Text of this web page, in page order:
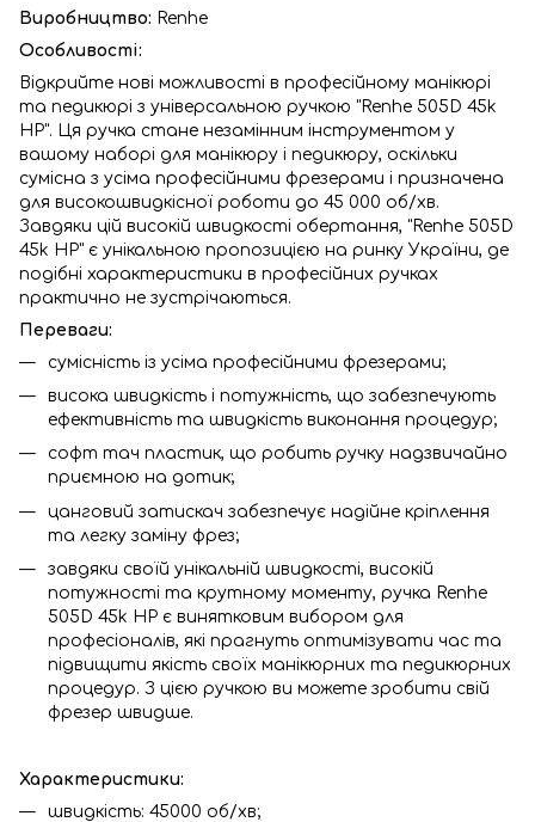
Виробництво: Renhe
Особливості:
Відкрийте нові можливості в професійному манікюрі
та педикюрі з універсальною ручкою "Renhe 505D 45k
HP". Ця ручка стане незамінним інструментом у
вашому наборі для манікюру і педикюру, оскільки
сумісна з усіма професійними фрезерами і призначена
для високошвидкісної роботи до 45 000 об/хв.
Завдяки цій високій швидкості обертання, "Renhe 505D
45k HP" є унікальною пропозицією на ринку України, де
подібні характеристики в професійних ручках
практично не зустрічаються.
Переваги:
сумісність із усіма професійними фрезерами;
висока швидкість і потужність, що забезпечують
ефективність та швидкість виконання процедур;
софт тач пластик, що робить ручку надзвичайно
приємною на дотик;
цанговий затискач забезпечує надійне кріплення
та легку заміну фрез;
завдяки своїй унікальній швидкості, високій
потужності та крутному моменту, ручка Renhe
505D 45k HP є винятковим вибором для
професіоналів, які прагнуть оптимізувати час та
підвищити якість своїх манікюрних та педикюрних
процедур. З цією ручкою ви можете зробити свій
фрезер швидше.
Характеристики:
швидкість: 45000 об/хв;